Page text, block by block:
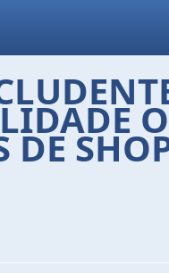
DE